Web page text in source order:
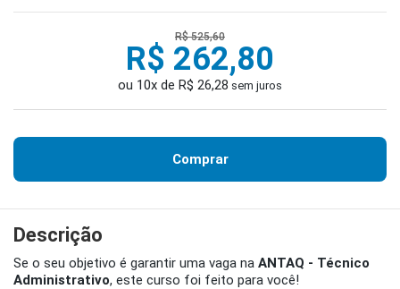
R$ 525,60
R$ 262,80
ou 10x de R$ 26,28 sem juros
Comprar
Descrição
Se o seu objetivo é garantir uma vaga na ANTAQ - Técnico
Administrativo, este curso foi feito para você!